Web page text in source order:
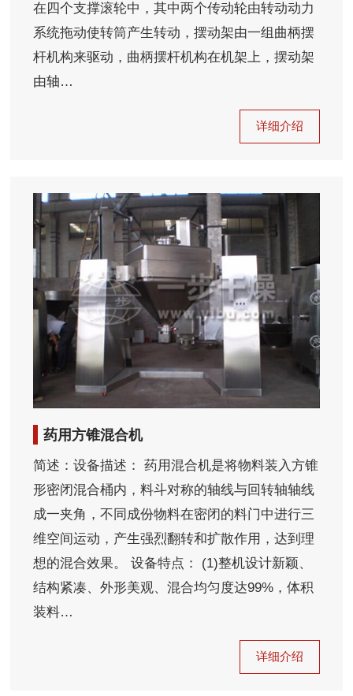
在四个支撑滚轮中，其中两个传动轮由转动动力
系统拖动使转筒产生转动，摆动架由一组曲柄摆
杆机构来驱动，曲柄摆杆机构在机架上，摆动架
由轴…
详细介绍
药用方锥混合机
简述：设备描述： 药用混合机是将物料装入方锥
形密闭混合桶内，料斗对称的轴线与回转轴轴线
成一夹角，不同成份物料在密闭的料门中进行三
维空间运动，产生强烈翻转和扩散作用，达到理
想的混合效果。 设备特点： (1)整机设计新颖、
结构紧凑、外形美观、混合均匀度达99%，体积
装料…
详细介绍